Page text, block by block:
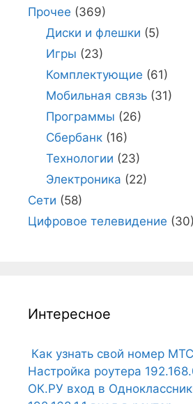
Прочее (369)
Диски и флешки (5)
Игры (23)
Комплектующие (61)
Мобильная связь(31)
Программы (26)
Сбербанк(16)
Технологии (23)
Электроника (22)
Сети (58)
Цифровое телевидение (30)
Интересное
Как узнать свой номер МТС
Настройка роутера
ОК.РУ вход в